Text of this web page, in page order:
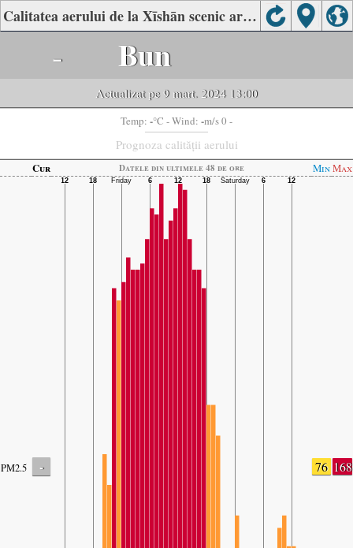
Calitatea aerului de la Xīshān scenic area, Nanchong
- Bun
Actualizat pe 9 mart. 2024 13:00
Temp: -°C - Wind: -m/s 0 -
Prognoza calității aerului
Cur Datele din ultimele 48 de ore MinMax
PM2.5 - 76 168